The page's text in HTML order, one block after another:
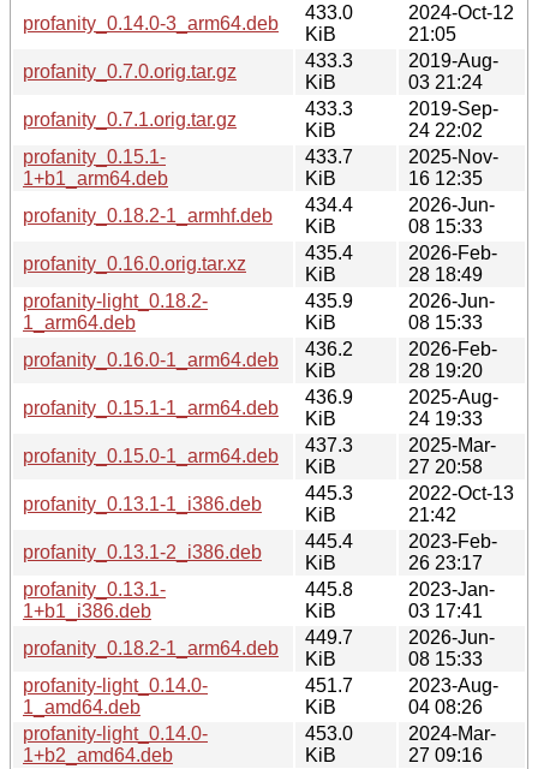
profanity_0.14.0-3_arm64.deb
433.0
KiB
2024-Oct-12
21:05
profanity_0.7.0.orig.tar.gz
433.3
KiB
2019-Aug-
03 21:24
profanity_0.7.1.orig.tar.gz
433.3
KiB
2019-Sep-
24 22:02
profanity_0.15.1-
1+b1_arm64.deb
433.7
KiB
2025-Nov-
16 12:35
profanity_0.18.2-1_armhf.deb
434.4
KiB
2026-Jun-
08 15:33
profanity_0.16.0.orig.tar.xz
435.4
KiB
2026-Feb-
28 18:49
profanity-light_0.18.2-
1_arm64.deb
435.9
KiB
2026-Jun-
08 15:33
profanity_0.16.0-1_arm64.deb
436.2
KiB
2026-Feb-
28 19:20
profanity_0.15.1-1_arm64.deb
436.9
KiB
2025-Aug-
24 19:33
profanity_0.15.0-1_arm64.deb
437.3
KiB
2025-Mar-
27 20:58
profanity_0.13.1-1_i386.deb
445.3
KiB
2022-Oct-13
21:42
profanity_0.13.1-2_i386.deb
445.4
KiB
2023-Feb-
26 23:17
profanity_0.13.1-
1+b1_i386.deb
445.8
KiB
2023-Jan-
03 17:41
profanity_0.18.2-1_arm64.deb
449.7
KiB
2026-Jun-
08 15:33
profanity-light_0.14.0-
1_amd64.deb
451.7
KiB
2023-Aug-
04 08:26
profanity-light_0.14.0-
1+b2_amd64.deb
453.0
KiB
2024-Mar-
27 09:16